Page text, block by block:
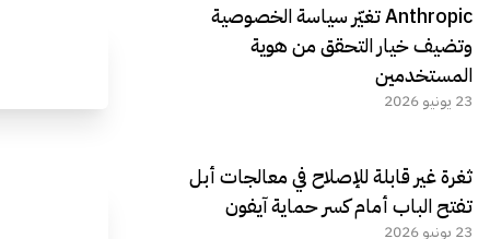
Anthropic تغيّر سياسة الخصوصية
وتضيف خيار التحقق من هوية
المستخدمين
23 يونيو 2026
ثغرة غير قابلة للإصلاح في معالجات أبل
تفتح الباب أمام كسر حماية آيفون
23 يونيو 2026